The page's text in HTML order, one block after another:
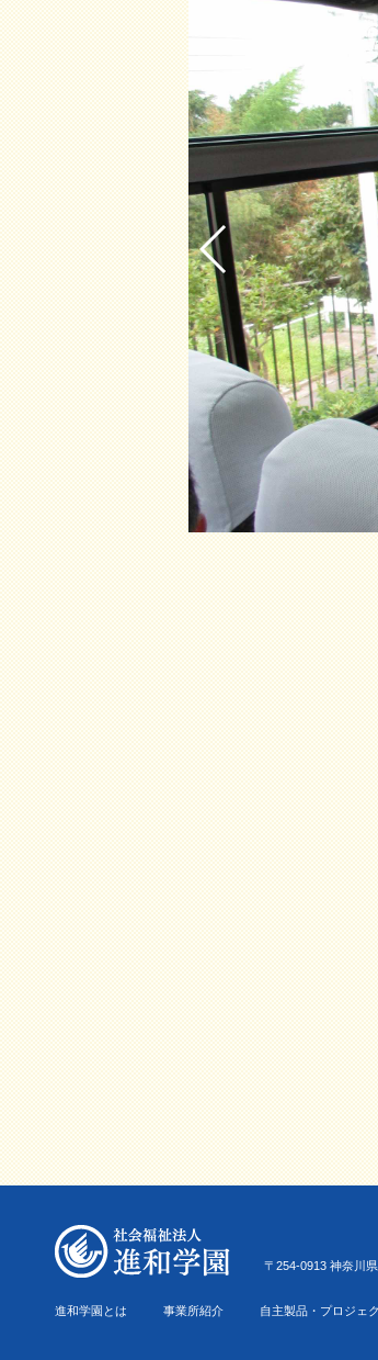
〒254-0913 神奈川県
進和学園とは 事業所紹介 自主製品・プロジェ